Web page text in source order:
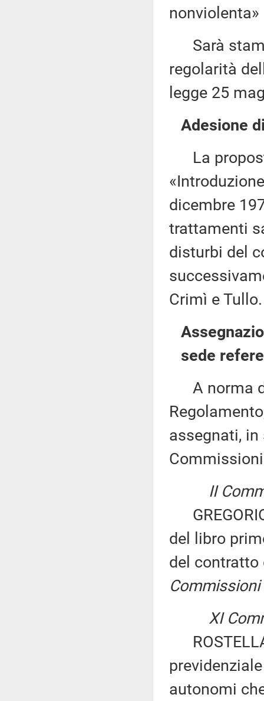
nonviolenta»
Sarà
regolarità
legge 25
Adesione
La
dicembre
trattamenti
disturbi del
Crimì e Tullo.
sede
A norma
assegnati,
II
del libro
del
Commissioni
XI
autonomi